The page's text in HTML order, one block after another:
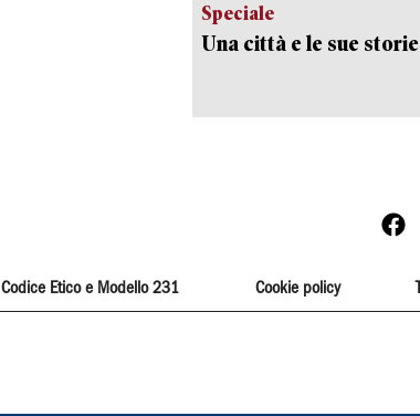
Speciale
Una città e le sue storie
Codice Etico e Modello 231 Cookie policy